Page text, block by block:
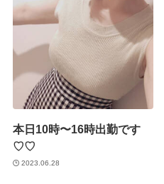
本日10時〜16時出勤です
♡♡
2023.06.28